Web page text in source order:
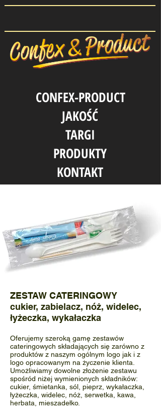
CONFEX-PRODUCT
JAKOŚĆ
TARGI
PRODUKTY
KONTAKT
ZESTAW CATERINGOWY
cukier, zabielacz, nóż, widelec,
łyżeczka, wykałaczka
Oferujemy szeroką gamę zestawów
cateringowych składających się zarówno z
produktów z naszym ogólnym logo jak i z
logo opracowanym na życzenie klienta.
Umożliwiamy dowolne złożenie zestawu
spośród niżej wymienionych składników:
cukier, śmietanka, sól, pieprz, wykałaczka,
łyżeczka, widelec, nóż, serwetka, kawa,
herbata, mieszadełko.